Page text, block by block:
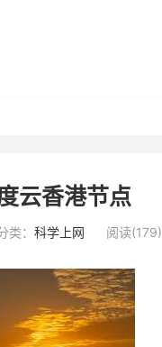
云香港节点
类： 科学上网 阅读(179)